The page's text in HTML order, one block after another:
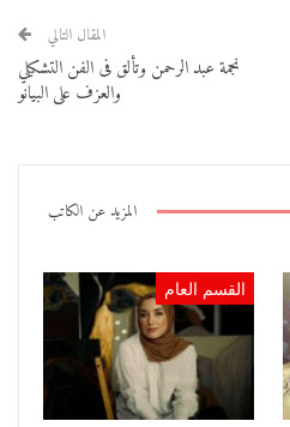
المقال التالي
نجمة عبد الرحمن وتألق فى الفن التشكيلي
والعزف على البيانو
المزيد عن الكاتب
القسم العام